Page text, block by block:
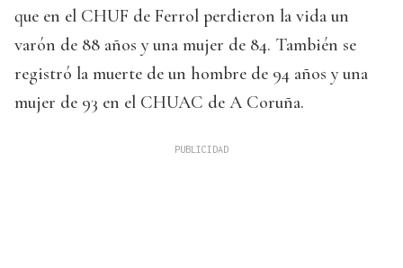
que en el CHUF de Ferrol perdieron la vida un
varón de 88 años y una mujer de 84. También se
registró la muerte de un hombre de 94 años y una
mujer de 93 en el CHUAC de A Coruña.